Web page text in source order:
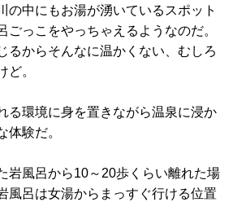
の中にもお湯が湧いているスポット
ごっこをやっちゃえるようなのだ。
るからそんなに温かくない、むしろ
ど。
る環境に身を置きながら温泉に浸か
体験だ。
岩風呂から10～20歩くらい離れた場
風呂は女湯からまっすぐ行ける位置